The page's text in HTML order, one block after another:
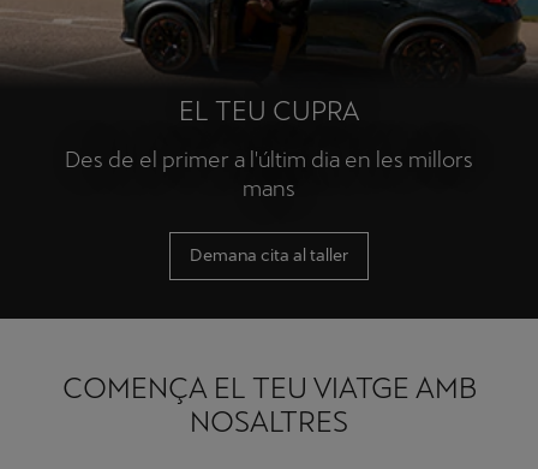
EL TEU CUPRA
Des de el primer a l'últim dia en les millors
mans
Demana cita al taller
COMENÇA EL TEU VIATGE AMB
NOSALTRES